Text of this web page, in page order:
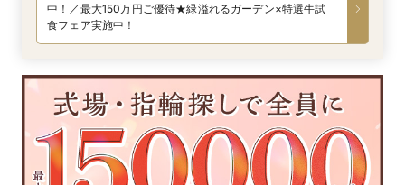
中！／最大150万円ご優待★緑溢れるガーデン×特選牛試
食フェア実施中！